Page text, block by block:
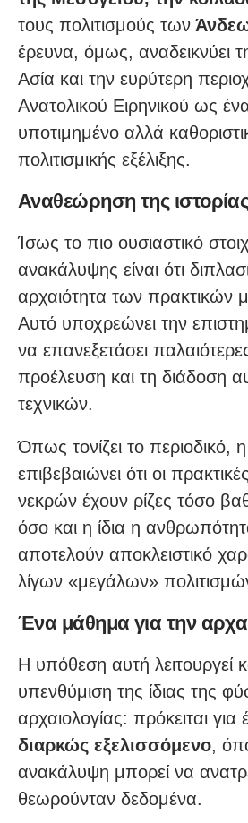
τους πολιτισμούς των
έρευνα, όμως, αναδεικνύει
Ασία και την ευρύτερη
Ανατολικού Ειρηνικού ως
υποτιμημένο αλλά
πολιτισμικής εξέλιξης.
Αναθεώρηση της
Ίσως το πιο ουσιαστικό
ανακάλυψης είναι ότι
αρχαιότητα των πρακτικών
Αυτό υποχρεώνει την
να επανεξετάσει
προέλευση και τη διάδοση
τεχνικών.
Όπως τονίζει το περιοδικό,
επιβεβαιώνει ότι οι
νεκρών έχουν ρίζες τόσο
όσο και η ίδια η
αποτελούν αποκλειστικό
λίγων «μεγάλων»
Ένα μάθημα για την
Η υπόθεση αυτή λειτουργεί
υπενθύμιση της ίδιας της
αρχαιολογίας: πρόκειται
διαρκώς εξελισσόμενο,
ανακάλυψη μπορεί να
θεωρούνταν δεδομένα.